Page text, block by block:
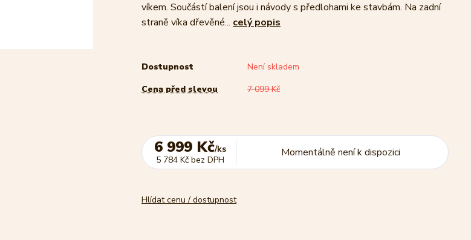
víkem. Součástí balení jsou i návody s předlohami ke stavbám. Na zadní
straně víka dřevěné... celý popis
Dostupnost
Není skladem
Cena před slevou
7 099 Kč
6 999 Kč/ks
5 784 Kč bez DPH
Momentálně není k dispozici
Hlídat cenu / dostupnost